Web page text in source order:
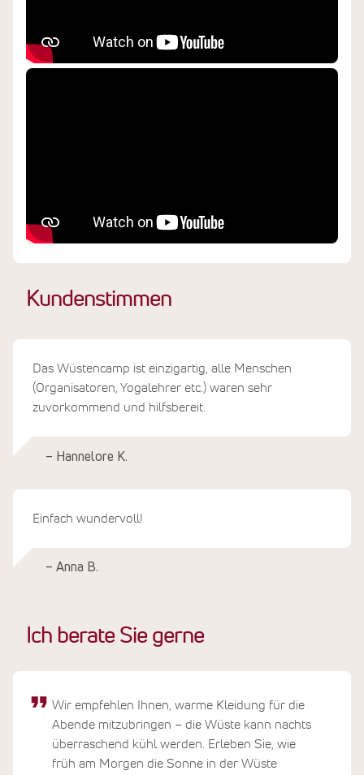
Kundenstimmen
Das Wüstencamp ist einzigartig, alle Menschen
(Organisatoren, Yogalehrer etc.) waren sehr
zuvorkommend und hilfsbereit.
– Hannelore K.
Einfach wundervoll!
– Anna B.
Ich berate Sie gerne
Wir empfehlen Ihnen, warme Kleidung für die
Abende mitzubringen – die Wüste kann nachts
überraschend kühl werden. Erleben Sie, wie
früh am Morgen die Sonne in der Wüste